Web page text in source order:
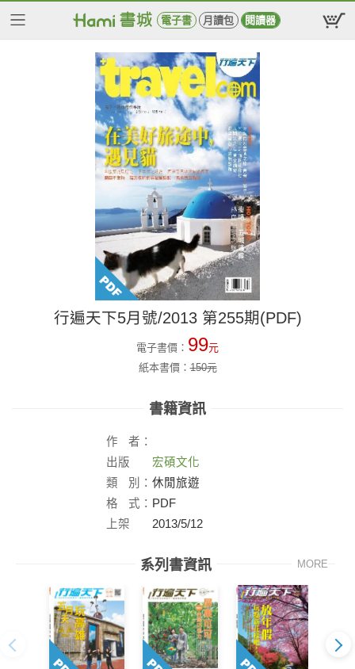
電子書 月讀包 閱讀器
行遍天下5月號/2013 第255期(PDF)
電子書價： 99元
紙本書價：150元
書籍資訊
作
者：
出版
社：
宏碩文化
類
別： 休閒旅遊
格
式： PDF
上架
2013/5/12
系列書資訊 MORE